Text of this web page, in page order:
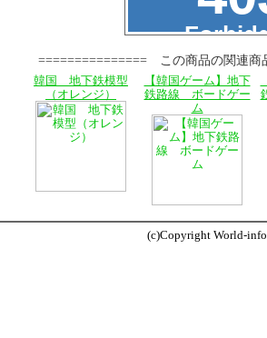
=============== この商品の関連
韓国 地下鉄模型
（オレンジ）
【韓国ゲーム】地下
鉄路線 ボードゲー
ム
(c)Copyright World-